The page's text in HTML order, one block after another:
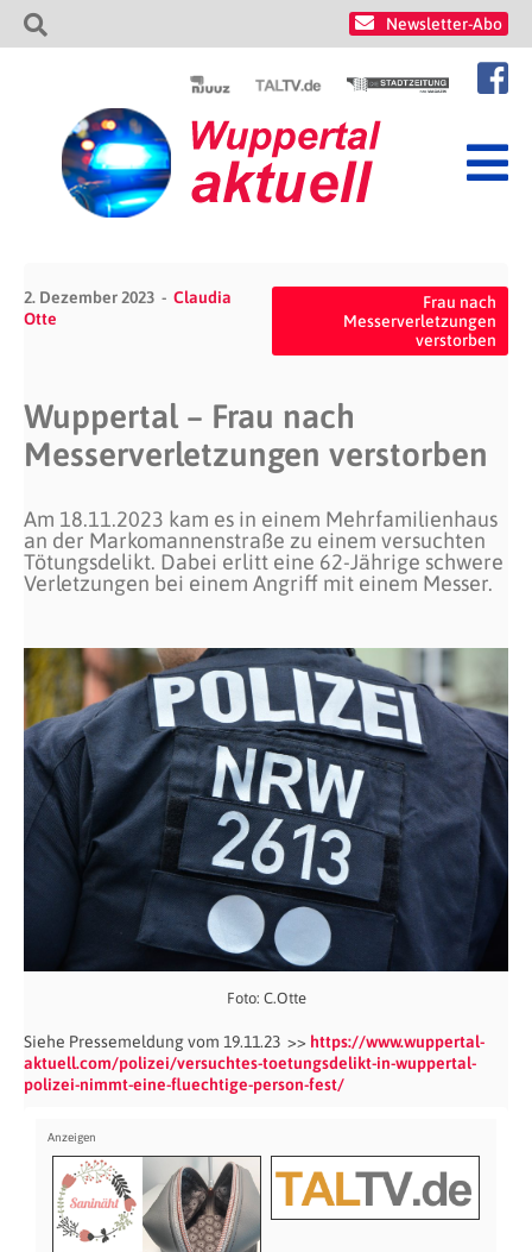
Newsletter-Abo
2. Dezember 2023
Claudia
Otte
Frau nach
Messerverletzungen
verstorben
Wuppertal – Frau nach
Messerverletzungen verstorben
Am 18.11.2023 kam es in einem Mehrfamilienhaus
an der Markomannenstraße zu einem versuchten
Tötungsdelikt. Dabei erlitt eine 62-Jährige schwere
Verletzungen bei einem Angriff mit einem Messer.
Foto: C.Otte
Siehe Pressemeldung vom 19.11.23 >> https://www.wuppertal-
aktuell.com/polizei/versuchtes-toetungsdelikt-in-wuppertal-
polizei-nimmt-eine-fluechtige-person-fest/